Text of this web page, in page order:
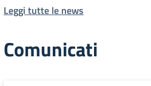
Leggi tutte le news
Comunicati